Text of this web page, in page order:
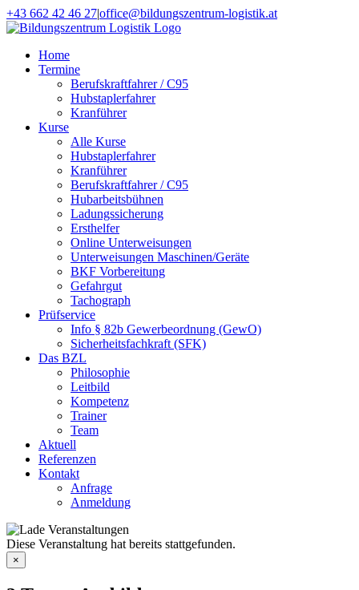
Zum
Inhalt
+43 662 42 46 27|office@bildungszentrum-logistik.at
Facebook
E-
Home
Termine
Berufskraftfahrer / C95
Hubstaplerfahrer
Kranführer
Kurse
Alle Kurse
Hubstaplerfahrer
Kranführer
Berufskraftfahrer / C95
Hubarbeitsbühnen
Ladungssicherung
Ersthelfer
Online Unterweisungen
Unterweisungen Maschinen/Geräte
BKF Vorbereitung
Gefahrgut
Tachograph
Prüfservice
Info § 82b Gewerbeordnung (GewO)
Sicherheitsfachkraft (SFK)
Das BZL
Philosophie
Leitbild
Kompetenz
Trainer
Team
Aktuell
Referenzen
Kontakt
Anfrage
Anmeldung
Diese Veranstaltung hat bereits stattgefunden.
×